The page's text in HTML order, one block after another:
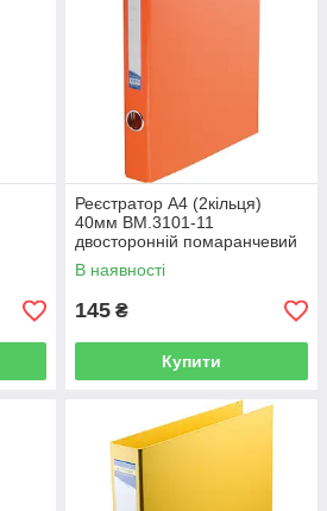
Реєстратор А4 (2кільця)
40мм BM.3101-11
двосторонній помаранчевий
PP (1/24/576)
В наявності
145 ₴
Купити